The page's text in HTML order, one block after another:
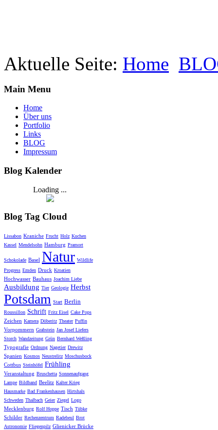
Aktuelle Seite: Home
Main Menu
Home
Über uns
Portfolio
Links
BLOG
Impressum
Blog Kalender
Loading ...
Blog Tag Cloud
Lissabon Kraniche Frucht Holz Kuchen
Kassel Mendelsohn Hamburg Pramort
Schokolade Basel Natur Wildlife
Progress Emden Druck Kroatien
Hochwasser Bauhaus Joachim Liebe
Ausbildung Tier Geologie Herbst
Potsdam Start Berlin
Roussillon Schrift Fritz Eisel Cake Pops
Zeichen Kamera Döberitz Theater Puffin
Vorpommern Grabstein Jan Josef Liefers
Storch Wandzeitung Grün Bernhard Weßling
Typografie Ordnung Nagetier Drewitz
Spanien Kosmos Neustrelitz Moschusbock
Cottbus Steinhöfel Frühling
Veranstaltung Bruschetta Sonnenaufgang
Lampe Bildband Beelitz Kalter Krieg
Hausmarke Bad Frankenhausen Hirtshals
Schweden Thalbach Geier Ziegel Logo
Mecklenburg Rolf Hoppe Tisch Tübke
Schilder Rechenzentrum Radebeul Brot
Astronomie Fliegenpilz Glienicker Brücke